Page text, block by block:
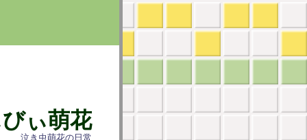
ぃ萌花
泣き虫萌花の日常